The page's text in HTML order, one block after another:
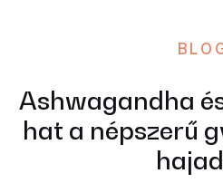
Ashwagandha
hat a népszerű